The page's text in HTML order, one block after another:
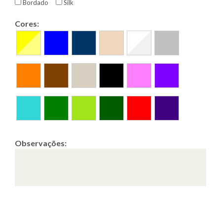
Bordado Silk
Cores:
Observações: